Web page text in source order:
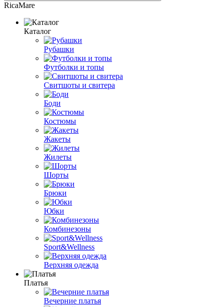
RicaMare
Каталог
Рубашки
Футболки и топы
Свитшоты и свитера
Боди
Костюмы
Жакеты
Жилеты
Шорты
Брюки
Юбки
Комбинезоны
Sport&Wellness
Верхняя одежда
Платья
Вечерние платья